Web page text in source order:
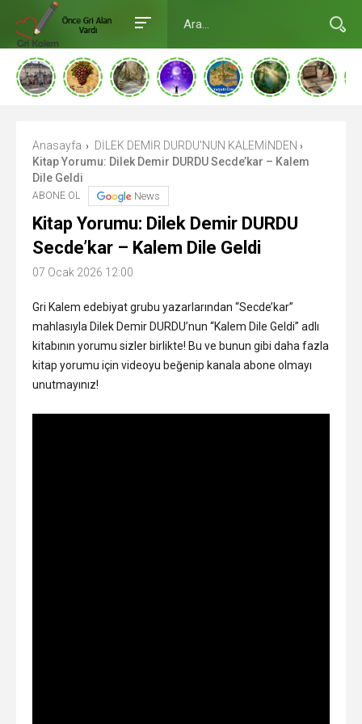
Anasayfa › DİLEK DEMİR DURDU'NUN KALEMİNDEN ›
Kitap Yorumu: Dilek Demir DURDU Secde’kar – Kalem
Dile Geldi
ABONE OL News
Kitap Yorumu: Dilek Demir DURDU
Secde’kar – Kalem Dile Geldi
07 Ocak 2026 12:00
Gri Kalem edebiyat grubu yazarlarından “Secde’kar”
mahlasıyla Dilek Demir DURDU’nun “Kalem Dile Geldi” adlı
kitabının yorumu sizler birlikte! Bu ve bunun gibi daha fazla
kitap yorumu için videoyu beğenip kanala abone olmayı
unutmayınız!